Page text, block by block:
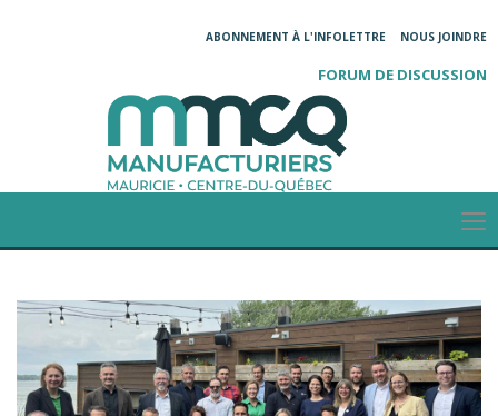
ABONNEMENT À L'INFOLETTRE NOUS JOINDRE
FORUM DE DISCUSSION